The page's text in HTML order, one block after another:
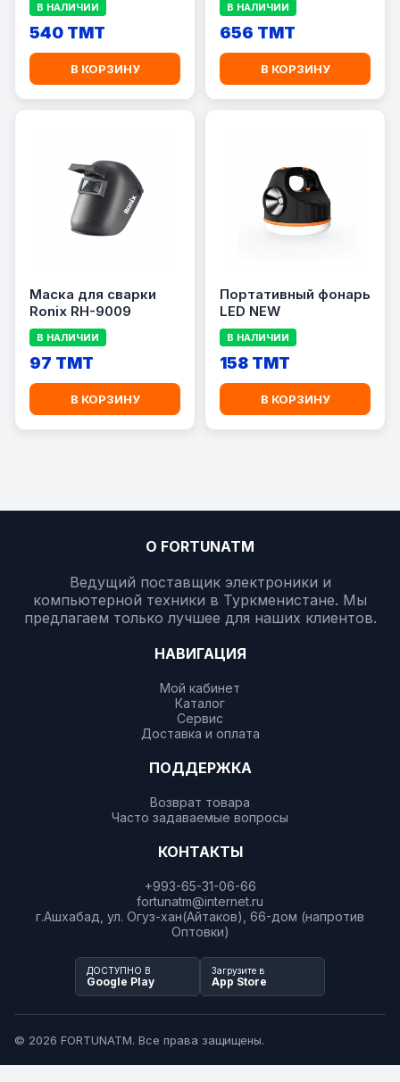
В НАЛИЧИИ
540 TMT
В КОРЗИНУ
В НАЛИЧИИ
656 TMT
В КОРЗИНУ
Маска для сварки
Ronix RH-9009
В НАЛИЧИИ
97 TMT
В КОРЗИНУ
Портативный фонарь
LED NEW
В НАЛИЧИИ
158 TMT
В КОРЗИНУ
О FORTUNATM
Ведущий поставщик электроники и
компьютерной техники в Туркменистане. Мы
предлагаем только лучшее для наших клиентов.
НАВИГАЦИЯ
Мой кабинет
Каталог
Сервис
Доставка и оплата
ПОДДЕРЖКА
Возврат товара
Часто задаваемые вопросы
КОНТАКТЫ
+993-65-31-06-66
fortunatm@internet.ru
г.Ашхабад, ул. Огуз-хан(Айтаков), 66-дом (напротив
Оптовки)
ДОСТУПНО В
Google Play
Загрузите в
App Store
© 2026 FORTUNATM. Все права защищены.